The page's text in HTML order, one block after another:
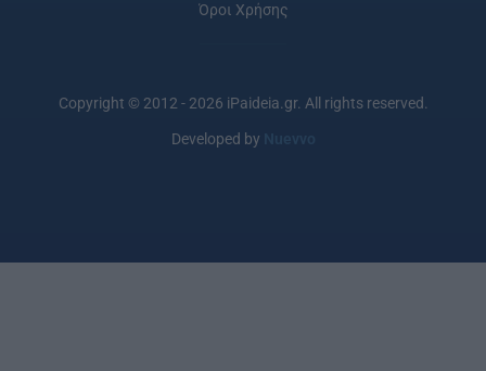
Όροι Χρήσης
Copyright © 2012 - 2026 iPaideia.gr. All rights reserved.
Developed by